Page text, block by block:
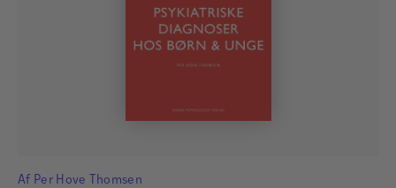
Af Per Hove Thomsen